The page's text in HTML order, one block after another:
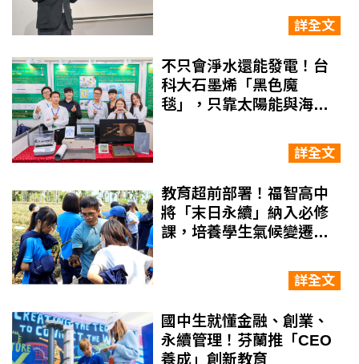
詳全文
不只會淨水還能發電！台
科大石墨烯「黑色魔
毯」，只靠太陽能與海浪
詳全文
教育超前部署！福智高中
將「末日永續」納入必修
課，培養學生氣候變遷適
詳全文
國中生就懂金融、創業、
永續管理！芬蘭推「CEO
養成」創新教育